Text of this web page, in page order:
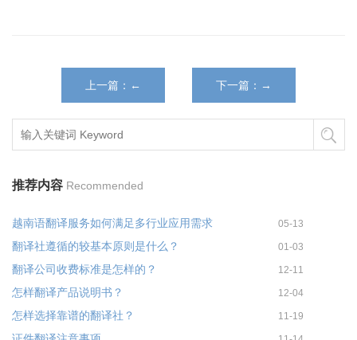
上一篇：← 下一篇：→
推荐内容 Recommended
越南语翻译服务如何满足多行业应用需求 05-13
翻译社遵循的较基本原则是什么？ 01-03
翻译公司收费标准是怎样的？ 12-11
怎样翻译产品说明书？ 12-04
怎样选择靠谱的翻译社？ 11-19